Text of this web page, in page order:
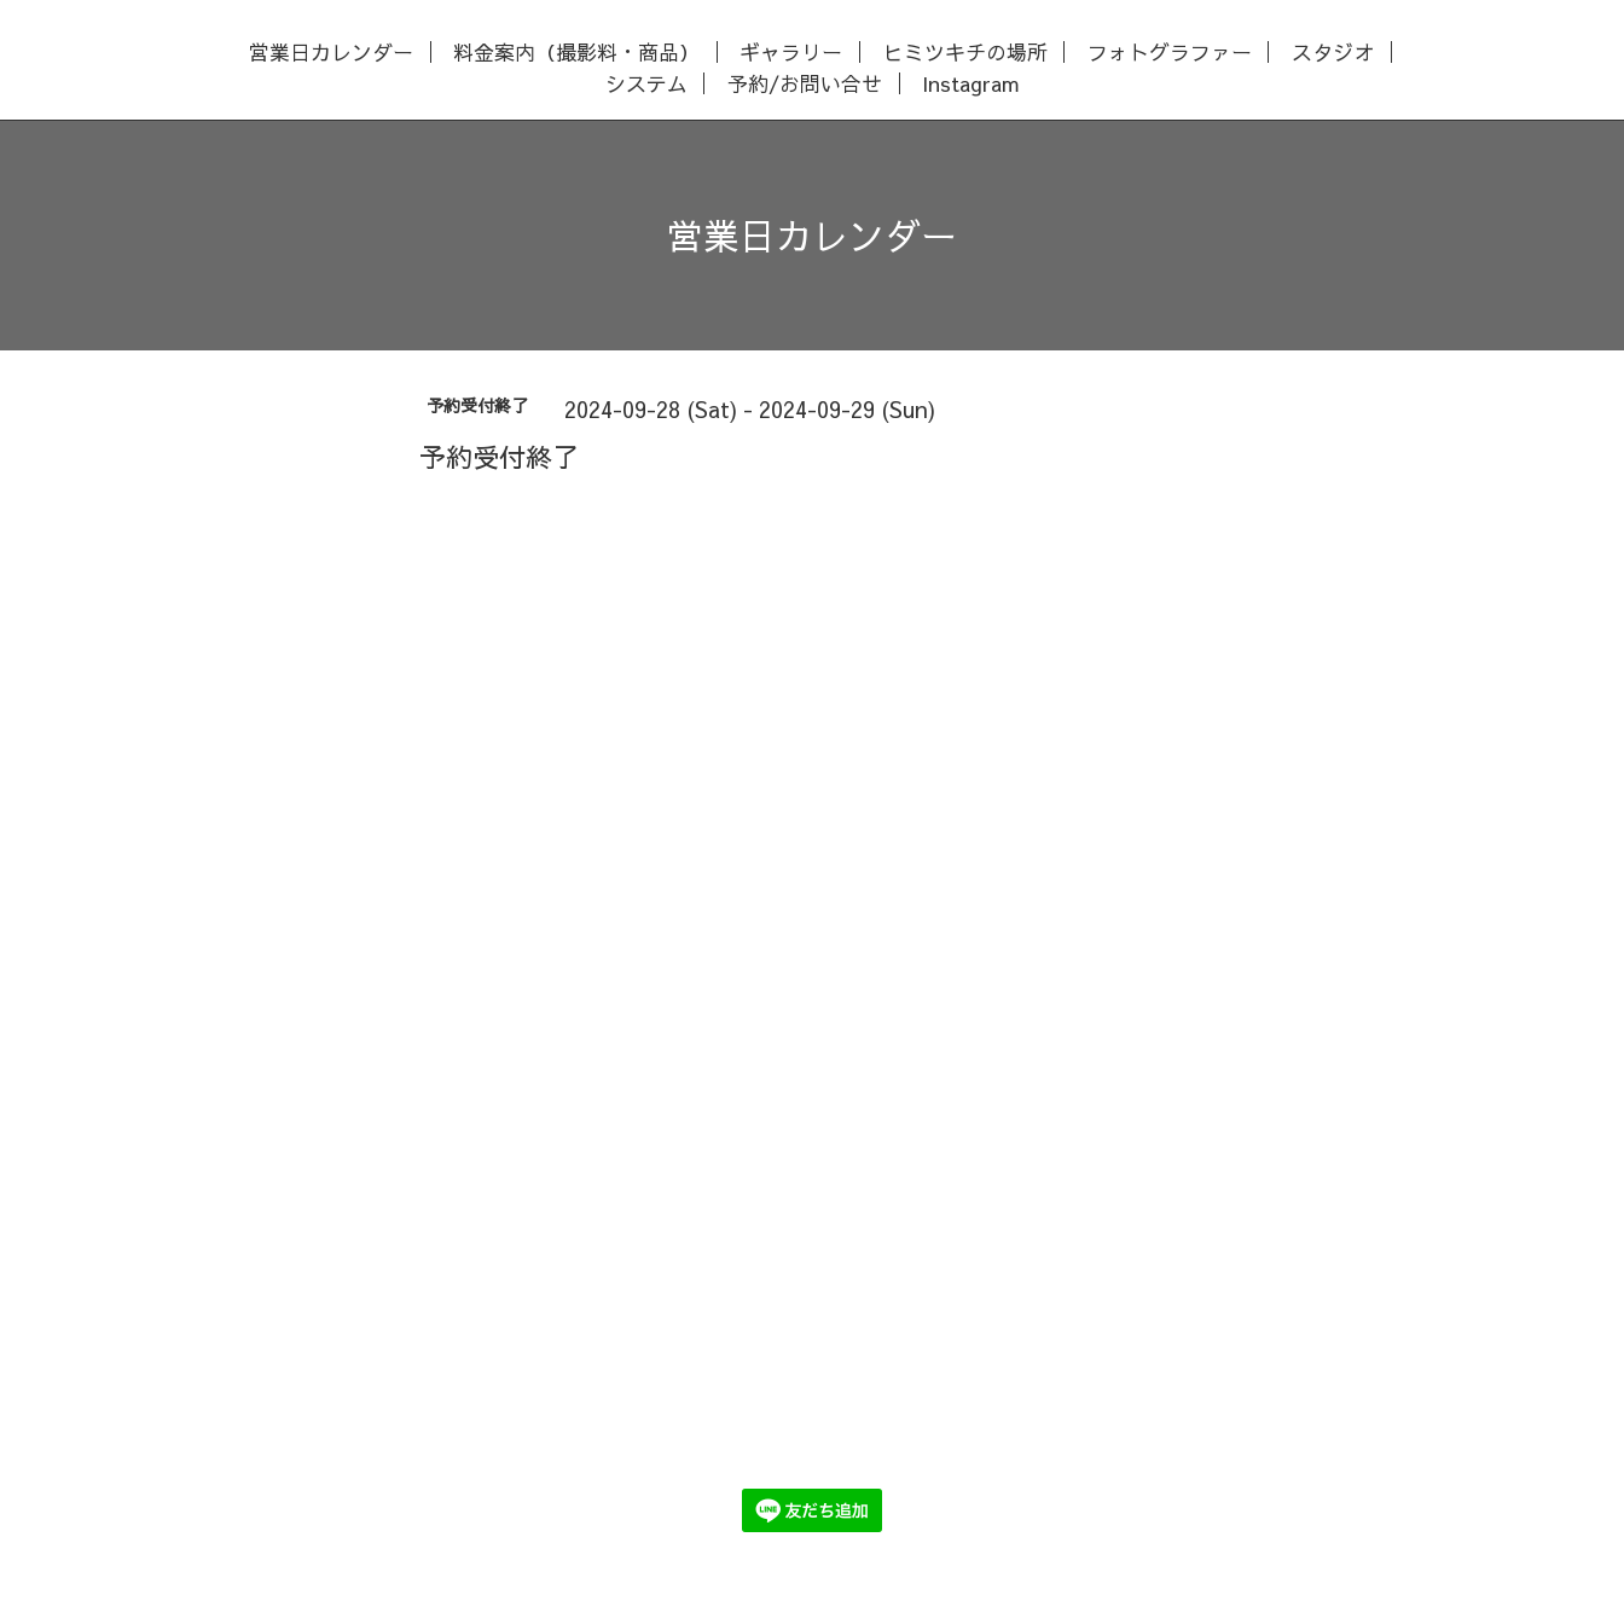
営業日カレンダー 料金案内（撮影料・商品） ギャラリー ヒミツキチの場所 フォトグラファー
スタジオ
システム
予約/お問い合せ Instagram
営業日カレンダー
予約受付終了 2024-09-28 (Sat) - 2024-09-29 (Sun)
予約受付終了